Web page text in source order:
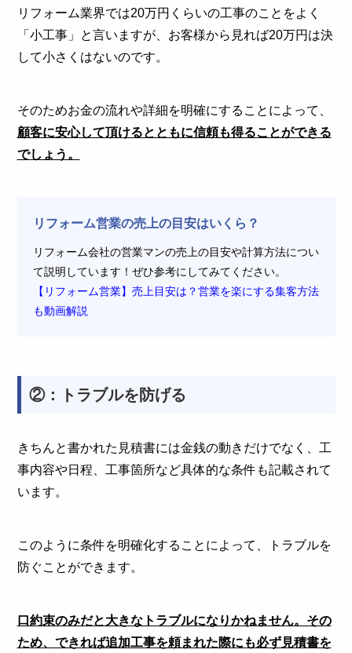
リフォーム業界では20万円くらいの工事のことをよく
「小工事」と言いますが、お客様から見れば20万円は決
して小さくはないのです。
そのためお金の流れや詳細を明確にすることによって、
顧客に安心して頂けるとともに信頼も得ることができる
でしょう。
リフォーム営業の売上の目安はいくら？
リフォーム会社の営業マンの売上の目安や計算方法につい
て説明しています！ぜひ参考にしてみてください。
【リフォーム営業】売上目安は？営業を楽にする集客方法
も動画解説
②：トラブルを防げる
きちんと書かれた見積書には金銭の動きだけでなく、工
事内容や日程、工事箇所など具体的な条件も記載されて
います。
このように条件を明確化することによって、トラブルを
防ぐことができます。
口約束のみだと大きなトラブルになりかねません。その
ため、できれば追加工事を頼まれた際にも必ず見積書を